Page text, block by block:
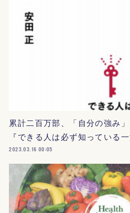
累計二百万部、「自分の強み
『できる人は必ず知っている
2023.03.16 00:05